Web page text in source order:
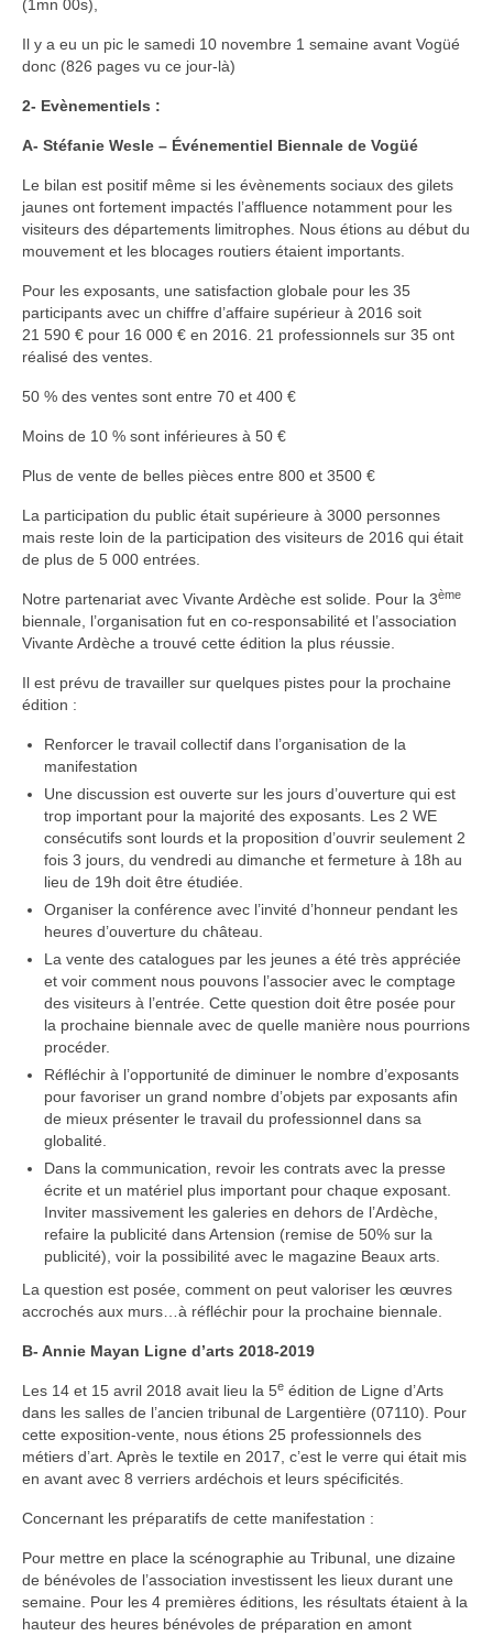
(1mn 00s),
Il y a eu un pic le samedi 10 novembre 1 semaine avant Vogüé
donc (826 pages vu ce jour-là)
2- Evènementiels :
A- Stéfanie Wesle – Événementiel Biennale de Vogüé
Le bilan est positif même si les évènements sociaux des gilets
jaunes ont fortement impactés l’affluence notamment pour les
visiteurs des départements limitrophes. Nous étions au début du
mouvement et les blocages routiers étaient importants.
Pour les exposants, une satisfaction globale pour les 35
participants avec un chiffre d’affaire supérieur à 2016 soit
21 590 € pour 16 000 € en 2016. 21 professionnels sur 35 ont
réalisé des ventes.
50 % des ventes sont entre 70 et 400 €
Moins de 10 % sont inférieures à 50 €
Plus de vente de belles pièces entre 800 et 3500 €
La participation du public était supérieure à 3000 personnes
mais reste loin de la participation des visiteurs de 2016 qui était
de plus de 5 000 entrées.
Notre partenariat avec Vivante Ardèche est solide. Pour la 3ème
biennale, l’organisation fut en co-responsabilité et l’association
Vivante Ardèche a trouvé cette édition la plus réussie.
Il est prévu de travailler sur quelques pistes pour la prochaine
édition :
Renforcer le travail collectif dans l’organisation de la
manifestation
Une discussion est ouverte sur les jours d’ouverture qui est
trop important pour la majorité des exposants. Les 2 WE
consécutifs sont lourds et la proposition d’ouvrir seulement 2
fois 3 jours, du vendredi au dimanche et fermeture à 18h au
lieu de 19h doit être étudiée.
Organiser la conférence avec l’invité d’honneur pendant les
heures d’ouverture du château.
La vente des catalogues par les jeunes a été très appréciée
et voir comment nous pouvons l’associer avec le comptage
des visiteurs à l’entrée. Cette question doit être posée pour
la prochaine biennale avec de quelle manière nous pourrions
procéder.
Réfléchir à l’opportunité de diminuer le nombre d’exposants
pour favoriser un grand nombre d’objets par exposants afin
de mieux présenter le travail du professionnel dans sa
globalité.
Dans la communication, revoir les contrats avec la presse
écrite et un matériel plus important pour chaque exposant.
Inviter massivement les galeries en dehors de l’Ardèche,
refaire la publicité dans Artension (remise de 50% sur la
publicité), voir la possibilité avec le magazine Beaux arts.
La question est posée, comment on peut valoriser les œuvres
accrochés aux murs…à réfléchir pour la prochaine biennale.
B- Annie Mayan Ligne d’arts 2018-2019
Les 14 et 15 avril 2018 avait lieu la 5e édition de Ligne d’Arts
dans les salles de l’ancien tribunal de Largentière (07110). Pour
cette exposition-vente, nous étions 25 professionnels des
métiers d’art. Après le textile en 2017, c’est le verre qui était mis
en avant avec 8 verriers ardéchois et leurs spécificités.
Concernant les préparatifs de cette manifestation :
Pour mettre en place la scénographie au Tribunal, une dizaine
de bénévoles de l’association investissent les lieux durant une
semaine. Pour les 4 premières éditions, les résultats étaient à la
hauteur des heures bénévoles de préparation en amont